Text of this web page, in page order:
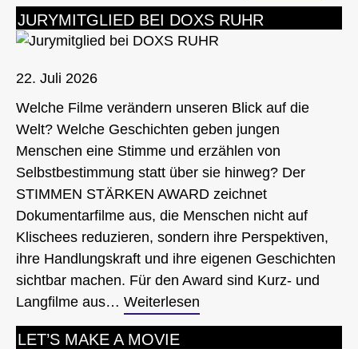
JURYMITGLIED BEI DOXS RUHR
22. Juli 2026
Welche Filme verändern unseren Blick auf die
Welt? Welche Geschichten geben jungen
Menschen eine Stimme und erzählen von
Selbstbestimmung statt über sie hinweg? Der
STIMMEN STÄRKEN AWARD zeichnet
Dokumentarfilme aus, die Menschen nicht auf
Klischees reduzieren, sondern ihre Perspektiven,
ihre Handlungskraft und ihre eigenen Geschichten
sichtbar machen. Für den Award sind Kurz- und
Langfilme aus… Weiterlesen
LET’S MAKE A MOVIE